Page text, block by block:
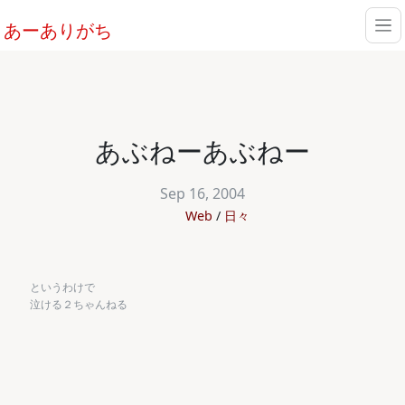
あーありがち
あぶねーあぶねー
Sep 16, 2004
Web 日々
というわけで
泣ける２ちゃんねる